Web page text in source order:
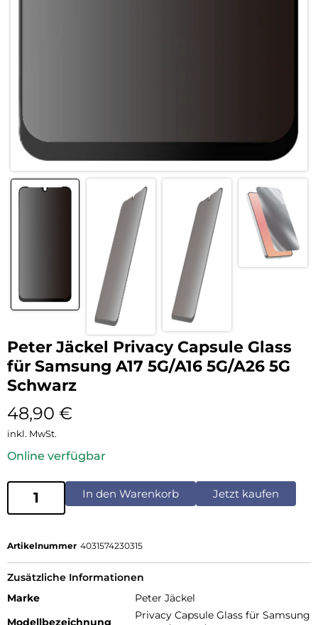
Peter Jäckel Privacy Capsule Glass
für Samsung A17 5G/A16 5G/A26 5G
Schwarz
48,90 €
inkl. MwSt.
Online verfügbar
In den Warenkorb Jetzt kaufen
Artikelnummer 4031574230315
Zusätzliche Informationen
Marke
Peter Jäckel
Modellbezeichnung
Privacy Capsule Glass für Samsung